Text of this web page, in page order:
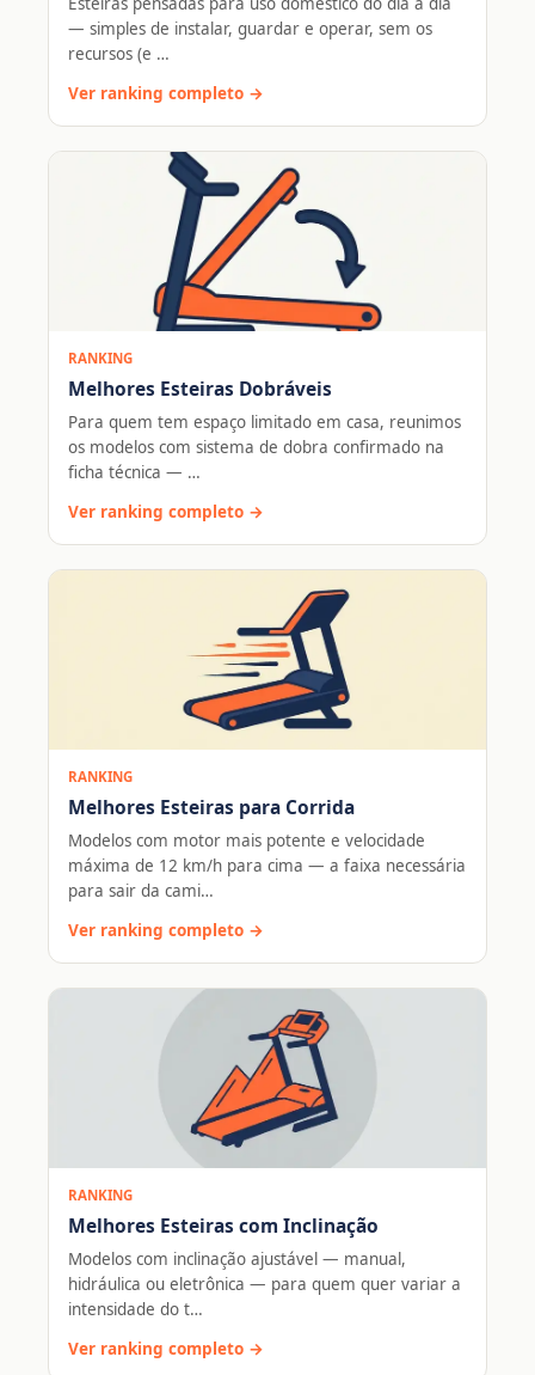
— simples de instalar, guardar e operar, sem os
recursos (e …
Ver ranking completo →
RANKING
Melhores Esteiras Dobráveis
Para quem tem espaço limitado em casa, reunimos
os modelos com sistema de dobra confirmado na
ficha técnica — …
Ver ranking completo →
RANKING
Melhores Esteiras para Corrida
Modelos com motor mais potente e velocidade
máxima de 12 km/h para cima — a faixa necessária
para sair da cami…
Ver ranking completo →
RANKING
Melhores Esteiras com Inclinação
Modelos com inclinação ajustável — manual,
hidráulica ou eletrônica — para quem quer variar a
intensidade do t…
Ver ranking completo →